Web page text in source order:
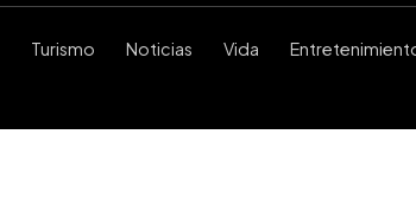
Turismo Noticias Vida